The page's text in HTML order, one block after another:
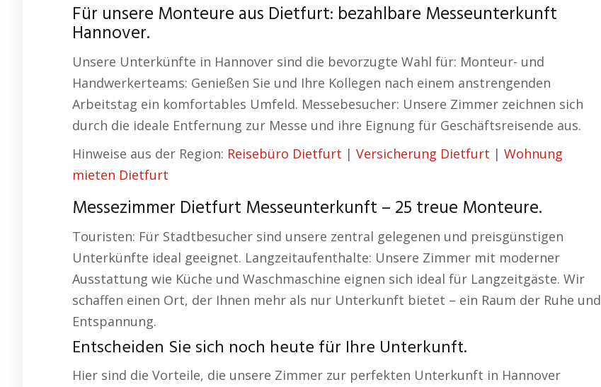
Für unsere Monteure aus Dietfurt: bezahlbare Messeunterkunft
Hannover.
Unsere Unterkünfte in Hannover sind die bevorzugte Wahl für: Monteur- und
Handwerkerteams: Genießen Sie und Ihre Kollegen nach einem anstrengenden
Arbeitstag ein komfortables Umfeld. Messebesucher: Unsere Zimmer zeichnen sich
durch die ideale Entfernung zur Messe und ihre Eignung für Geschäftsreisende aus.
Hinweise aus der Region: Reisebüro Dietfurt | Versicherung Dietfurt | Wohnung
mieten Dietfurt
Messezimmer Dietfurt Messeunterkunft – 25 treue Monteure.
Touristen: Für Stadtbesucher sind unsere zentral gelegenen und preisgünstigen
Unterkünfte ideal geeignet. Langzeitaufenthalte: Unsere Zimmer mit moderner
Ausstattung wie Küche und Waschmaschine eignen sich ideal für Langzeitgäste. Wir
schaffen einen Ort, der Ihnen mehr als nur Unterkunft bietet – ein Raum der Ruhe und
Entspannung.
Entscheiden Sie sich noch heute für Ihre Unterkunft.
Hier sind die Vorteile, die unsere Zimmer zur perfekten Unterkunft in Hannover